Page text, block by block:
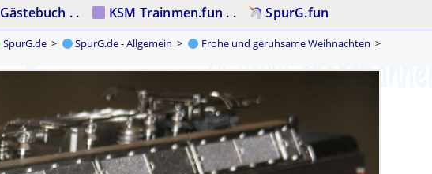
Gästebuch . . KSM Trainmen.fun . . SpurG.fun
SpurG.de > SpurG.de - Allgemein > Frohe und geruhsame Weihnachten >